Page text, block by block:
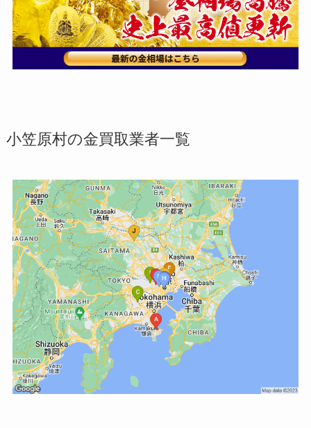
小笠原村の金買取業者一覧